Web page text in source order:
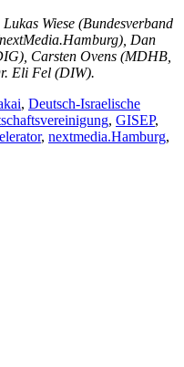
Wiese (Bundesverband
Dan
Carsten Ovens (MDHB,
Eli Fel (DIW).
, Deutsch-Israelische
, GISEP,
, nextmedia.Hamburg,